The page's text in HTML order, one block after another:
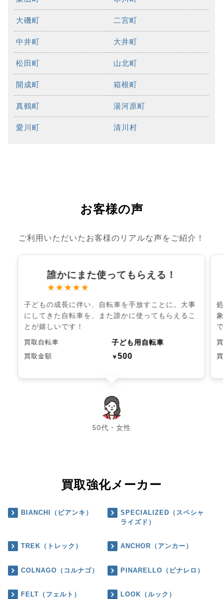
大磯町 二宮町
中井町 大井町
松田町 山北町
開成町 箱根町
真鶴町 湯河原町
愛川町 清川村
お客様の声
ご利用いただいたお客様のリアルな声をご紹介！
誰かにまた使ってもらえる！
★★★★★
子どもの成長に伴い、自転車を手放すことに。大事
にしてきた自転車を、また誰かに使ってもらえるこ
とが嬉しいです！
買取自転車 子ども用自転車
買取金額 ￥500
50代・女性
chevron_left chevron_right
買取強化メーカー
BIANCHI（ビアンキ）
SPECIALIZED（スペシャ
ライズド）
TREK（トレック） ANCHOR（アンカー）
COLNAGO（コルナゴ） PINARELLO（ピナレロ）
FELT（フェルト） LOOK（ルック）